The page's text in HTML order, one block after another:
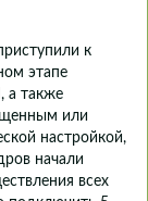
к
этапе
а также
или
настройкой,
начали
всех